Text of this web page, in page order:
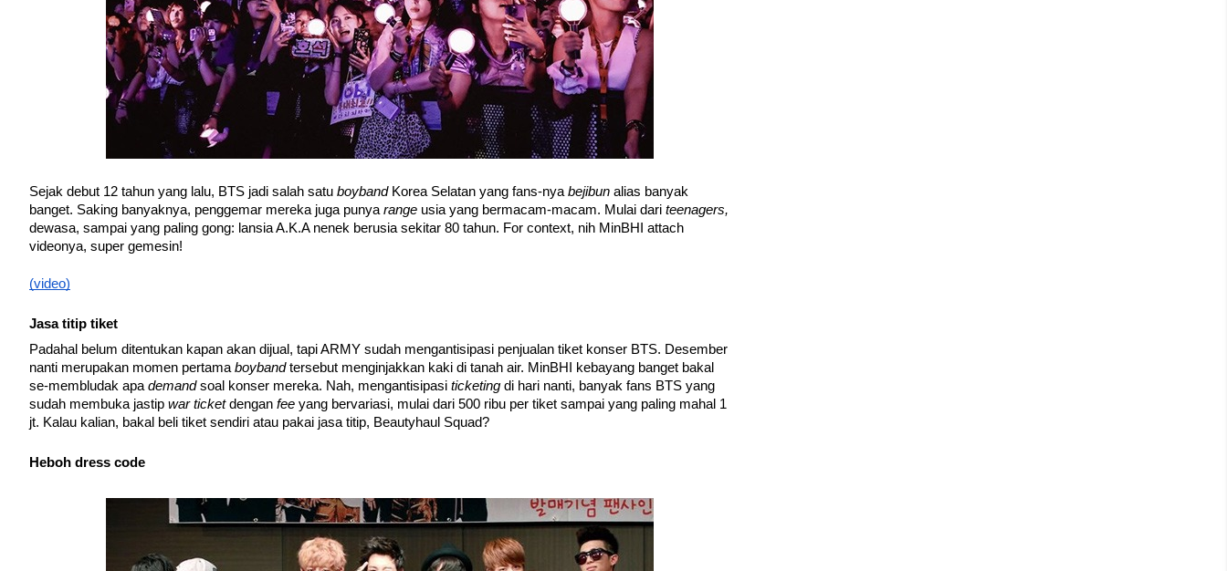
Sejak debut 12 tahun yang lalu, BTS jadi salah satu boyband Korea Selatan yang fans-nya bejibun alias banyak
banget. Saking banyaknya, penggemar mereka juga punya range usia yang bermacam-macam. Mulai dari
dewasa, sampai yang paling gong: lansia A.K.A nenek berusia sekitar 80 tahun. For context, nih MinBHI attach
videonya, super gemesin!
(video)
Jasa titip tiket
Padahal belum ditentukan kapan akan dijual, tapi ARMY sudah mengantisipasi penjualan tiket konser BTS. Desember
nanti merupakan momen pertama boyband tersebut menginjakkan kaki di tanah air. MinBHI kebayang banget bakal
se-membludak apa demand soal konser mereka. Nah, mengantisipasi ticketing di hari nanti, banyak fans BTS yang
sudah membuka jastip war ticket dengan fee yang bervariasi, mulai dari 500 ribu per tiket sampai yang paling mahal 1
jt. Kalau kalian, bakal beli tiket sendiri atau pakai jasa titip, Beautyhaul Squad?
Heboh dress code